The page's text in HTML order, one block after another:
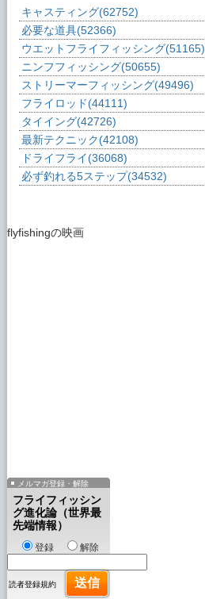
キャスティング(62752)
必要な道具(52366)
ウエットフライフィッシング(51165)
ニンフフィッシング(50655)
ストリーマーフィッシング(49496)
フライロッド(44111)
タイイング(42726)
最新テクニック(42108)
ドライフライ(36068)
必ず釣れる5ステップ(34532)
flyfishingの映画
メルマガ登録・解除
フライフィッシン
グ進化論（世界最
先端情報）
登録 解除
読者登録規約